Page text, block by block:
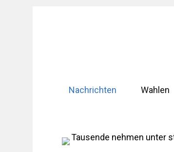
Nachrichten Wahlen